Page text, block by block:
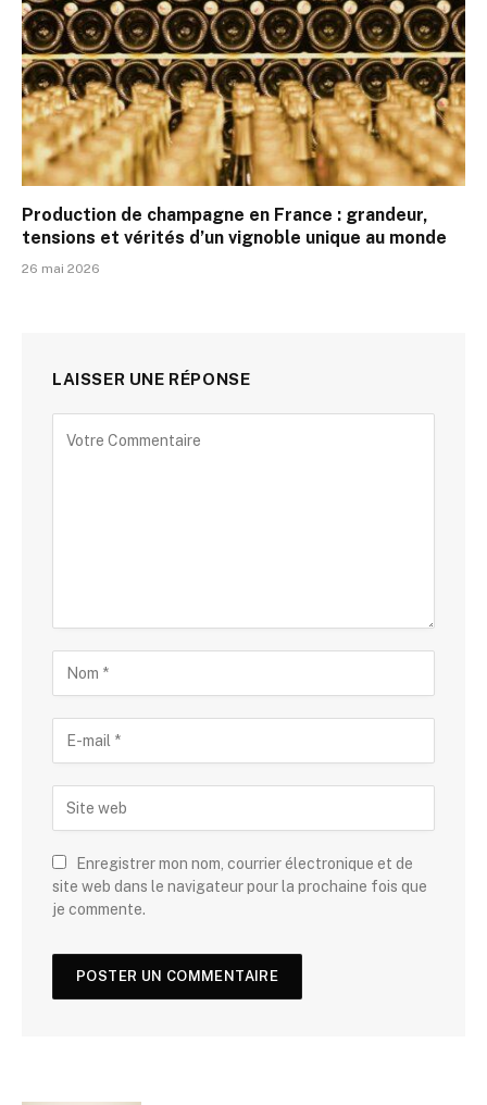
Production de champagne en France : grandeur,
tensions et vérités d’un vignoble unique au monde
26 mai 2026
LAISSER UNE RÉPONSE
Enregistrer mon nom, courrier électronique et de
site web dans le navigateur pour la prochaine fois que
je commente.